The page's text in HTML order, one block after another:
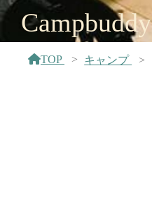
Campbuddy
TOP キャンプ